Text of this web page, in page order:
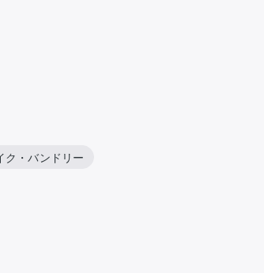
ク・バンドリー